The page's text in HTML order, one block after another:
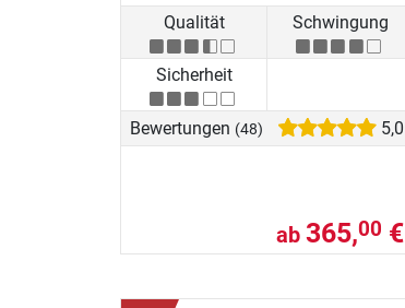
Qualität
Schwingung
Sicherheit
Bewertungen (48) 5,0
ab 365,00 €